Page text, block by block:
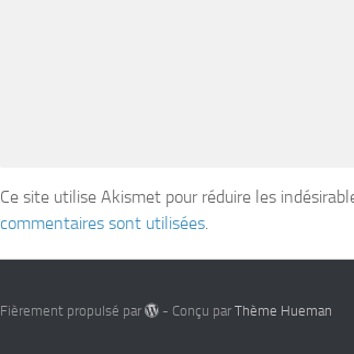
Ce site utilise Akismet pour réduire les
commentaires sont utilisées
Fièrement propulsé par - Conçu parThème Hueman